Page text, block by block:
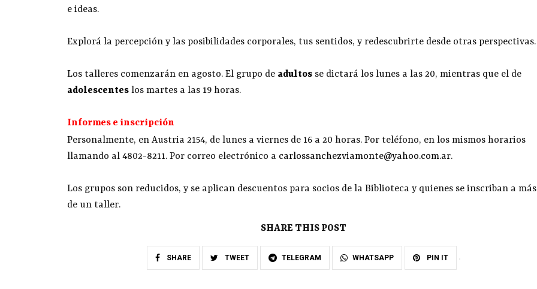
e ideas.
Explorá la percepción y las posibilidades corporales, tus sentidos, y redescubrirte desde otras perspectivas.
Los talleres comenzarán en agosto. El grupo de adultos se dictará los lunes a las 20, mientras que el de
adolescentes los martes a las 19 horas.
Informes e inscripción
Personalmente, en Austria 2154, de lunes a viernes de 16 a 20 horas. Por teléfono, en los mismos horarios
llamando al 4802-8211. Por correo electrónico a carlossanchezviamonte@yahoo.com.ar.
Los grupos son reducidos, y se aplican descuentos para socios de la Biblioteca y quienes se inscriban a más
de un taller.
SHARE THIS POST
SHARE TWEET TELEGRAM WHATSAPP PIN IT